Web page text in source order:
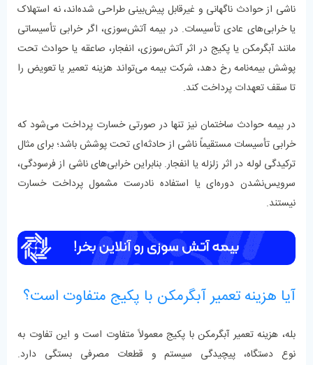
ناشی از حوادث ناگهانی و غیرقابل پیش‌بینی طراحی شده‌اند، نه استهلاک
یا خرابی‌های عادی تأسیسات. در بیمه آتش‌سوزی، اگر خرابی تأسیساتی
مانند آبگرمکن یا پکیج در اثر آتش‌سوزی، انفجار، صاعقه یا حوادث تحت
پوشش بیمه‌نامه رخ دهد، شرکت بیمه می‌تواند هزینه تعمیر یا تعویض را
تا سقف تعهدات پرداخت کند.
در بیمه حوادث ساختمان نیز تنها در صورتی خسارت پرداخت می‌شود که
خرابی تأسیسات مستقیماً ناشی از حادثه‌ای تحت پوشش باشد؛ برای مثال
ترکیدگی لوله در اثر زلزله یا انفجار. بنابراین خرابی‌های ناشی از فرسودگی،
سرویس‌نشدن دوره‌ای یا استفاده نادرست مشمول پرداخت خسارت
نیستند.
آیا هزینه تعمیر آبگرمکن با پکیج متفاوت است؟
بله، هزینه تعمیر آبگرمکن با پکیج معمولاً متفاوت است و این تفاوت به
نوع دستگاه، پیچیدگی سیستم و قطعات مصرفی بستگی دارد.